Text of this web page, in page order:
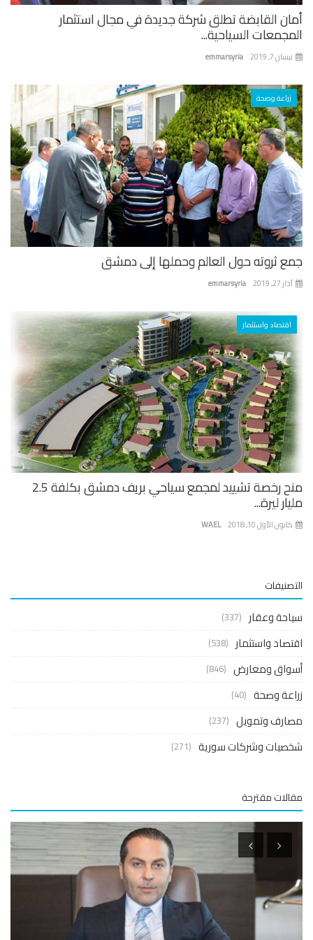
القابضة تطلق شركة جديدة في مجال استثمار
السياحية...
emmarsyria 7, 2019
زراعة وصحة
ثروته حول العالم وحملها إلى دمشق
emmarsyria 27, 2019
اقتصاد واستثمار
منح رخصة تشييد لمجمع سياحي بريف دمشق بكلفة 2.5
ليرة...
WAEL الأول 10, 2018
وعقار (337)
واستثمار (538)
ومعارض (846)
وصحة (40)
وتمويل (237)
وشركات سورية (271)
مقترحة